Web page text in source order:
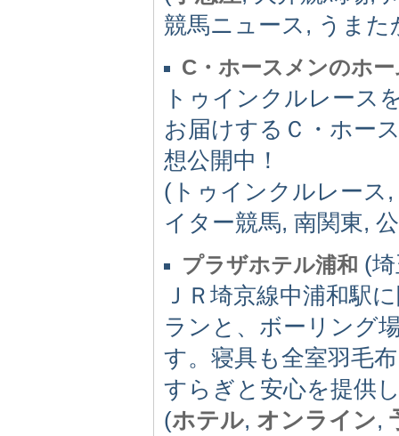
競馬ニュース, うま
C・ホースメンのホ
トゥインクルレース
お届けするＣ・ホー
想公開中！
(トゥインクルレース
イター競馬, 南関東,
プラザホテル浦和 (
ＪＲ埼京線中浦和駅
ランと、ボーリング
す。寝具も全室羽毛
すらぎと安心を提供
(ホテル, オンライン,